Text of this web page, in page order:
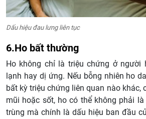
Dấu hiệu đau lưng liên tục
6.Ho bất thường
Ho không chỉ là triệu chứng ở người
lạnh hay dị ứng. Nếu bỗng nhiên ho
bất kỳ triệu chứng liên quan nào khác,
mũi hoặc sốt, ho có thể không phải
trùng mà chính là dấu hiệu ban đầu